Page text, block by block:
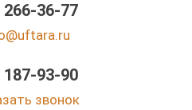
266-36-77
187-93-90
звонок